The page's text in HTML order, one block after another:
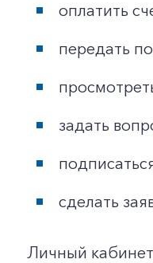
оплатить
передать
задать
сделать
Личный